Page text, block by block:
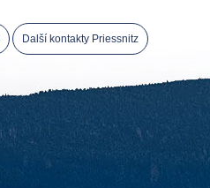
Další kontakty Priessnitz